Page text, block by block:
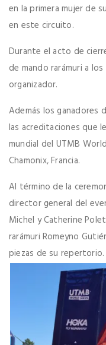
en la primera mujer de
en este circuito.
Durante el acto de
de mando rarámuri a
organizador.
Además los ganadores
las acreditaciones que
mundial del UTMB
Chamonix, Francia.
Al término de la
director general del
Michel y Catherine
rarámuri Romeyno
piezas de su repertorio.